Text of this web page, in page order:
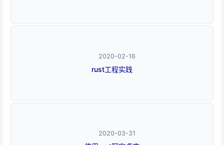
2020-02-16
rust工程实践
2020-03-31